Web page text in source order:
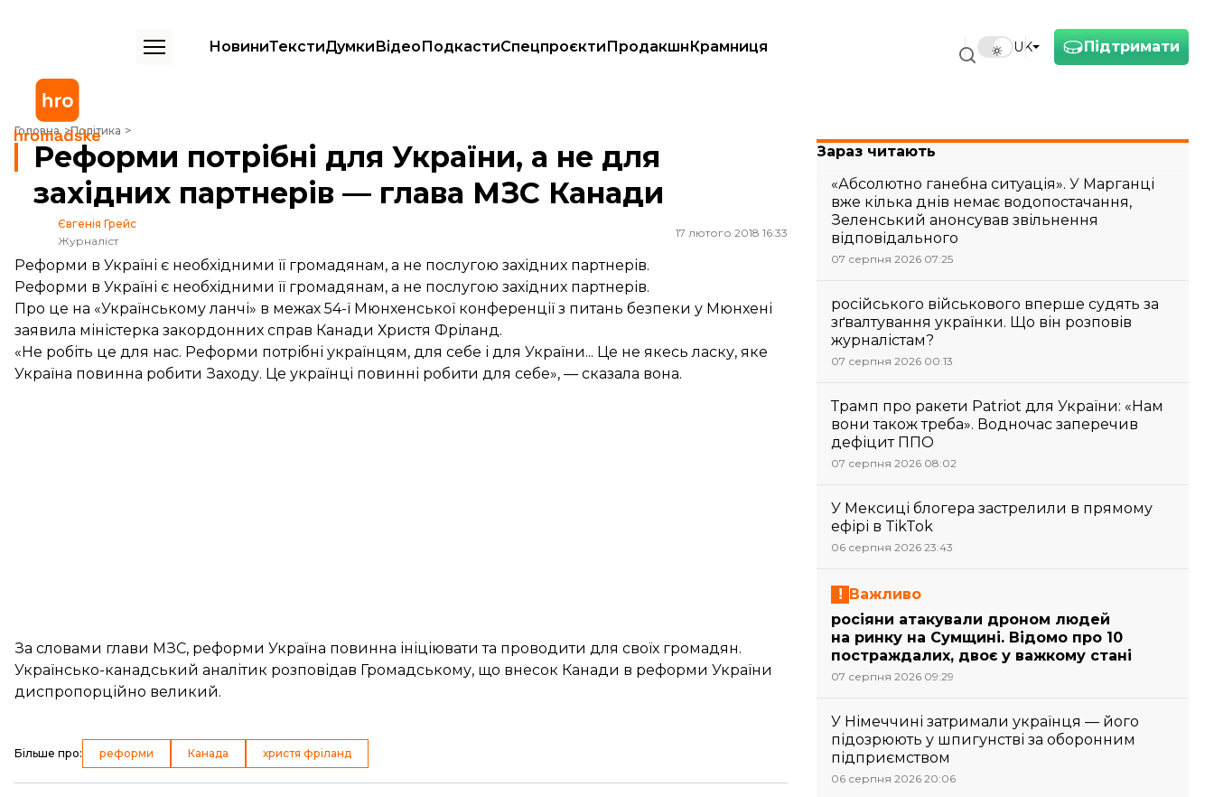
Підтримати
UK
НовиниТекстиДумкиВідеоПодкастиСпецпроєктиПродакшнКрамниця
Головна Політика
Реформи потрібні для України, а не для західних партнерів — глава МЗС Канади
Реформи потрібні для України, а не для
західних партнерів — глава МЗС Канади
Євгенія Грейс
Журналіст
17 лютого 2018 16:33
Реформи в Україні є необхідними її громадянам, а не послугою західних партнерів.
Реформи в Україні є необхідними її громадянам, а не послугою західних партнерів.
Про це на «Українському ланчі» в межах 54-ї Мюнхенської конференції з питань безпеки у Мюнхені
заявила міністерка закордонних справ Канади Христя Фріланд.
«Не робіть це для нас. Реформи потрібні українцям, для себе і для України... Це не якесь ласку, яке
Україна повинна робити Заходу. Це українці повинні робити для себе», — сказала вона.
За словами глави МЗС, реформи Україна повинна ініціювати та проводити для своїх громадян.
Українсько-канадський аналітик розповідав Громадському, що внесок Канади в реформи України
диспропорційно великий.
Більше про: реформи Канада христя фріланд
Зараз читають
«Абсолютно ганебна ситуація». У Марганці
вже кілька днів немає водопостачання,
Зеленський анонсував звільнення
відповідального
07 серпня 2026 07:25
російського військового вперше судять за
зґвалтування українки. Що він розповів
журналістам?
07 серпня 2026 00:13
Трамп про ракети Patriot для України: «Нам
вони також треба». Водночас заперечив
дефіцит ППО
07 серпня 2026 08:02
У Мексиці блогера застрелили в прямому
ефірі в TikTok
06 серпня 2026 23:43
Важливо
росіяни атакували дроном людей
на ринку на Сумщині. Відомо про 10
постраждалих, двоє у важкому стані
07 серпня 2026 09:29
У Німеччині затримали українця — його
підозрюють у шпигунстві за оборонним
підприємством
06 серпня 2026 20:06